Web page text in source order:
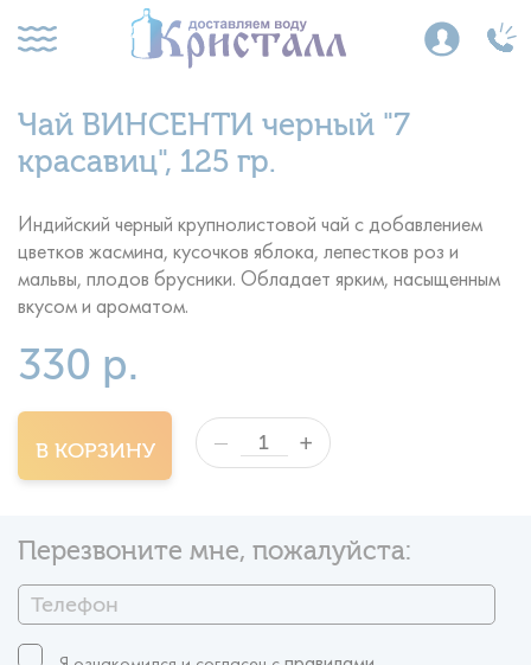
Чай ВИНСЕНТИ черный "7
красавиц", 125 гр.
Индийский черный крупнолистовой чай с добавлением
цветков жасмина, кусочков яблока, лепестков роз и
мальвы, плодов брусники. Обладает ярким, насыщенным
330 р.
В КОРЗИНУ — +
Перезвоните мне, пожалуйста:
Я ознакомился и согласен c